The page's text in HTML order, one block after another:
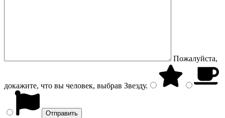
Пожалуйста,
докажите, что вы человек, выбрав Звезду.